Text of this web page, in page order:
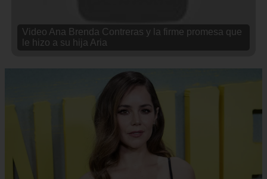
Video Ana Brenda Contreras y la firme promesa que
le hizo a su hija Aria